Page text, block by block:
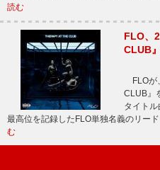
読む
FLO、
CLUB
FLOが
CLUB』
タイト
最高位を記録したFLO単独名義のリー
む